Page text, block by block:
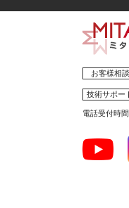
お客様相
技術サポー
電話受付時